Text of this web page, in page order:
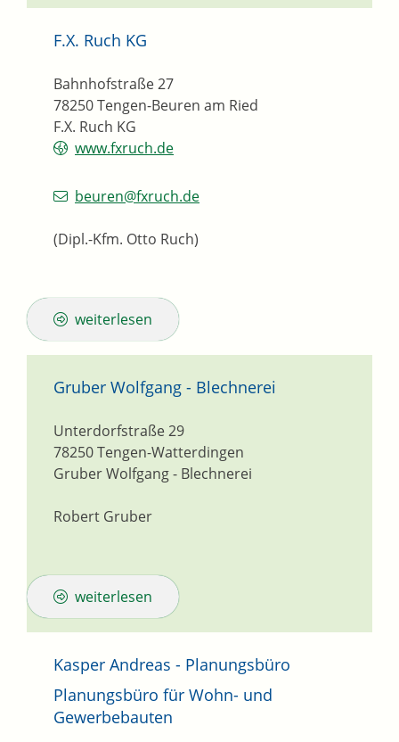
F.X. Ruch KG
F.X. Ruch KG
Bahnhofstraße 27
78250Tengen-Beuren am Ried
www.fxruch.de
beuren@fxruch.de
(Dipl.-Kfm. Otto Ruch)
weiterlesen
Gruber Wolfgang - Blechnerei
Gruber Wolfgang - Blechnerei
Unterdorfstraße 29
78250Tengen-Watterdingen
Robert Gruber
weiterlesen
Kasper Andreas - Planungsbüro
Planungsbüro für Wohn- und
Gewerbebauten